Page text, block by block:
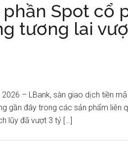
Spot cổ
tương lai
– LBank, sàn giao dịch tiền
gần đây trong các sản phẩm liên
lũy đã vượt 3 tỷ […]